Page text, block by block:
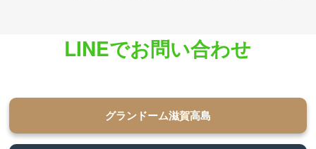
LINEでお問い合わせ
グランドーム滋賀高島